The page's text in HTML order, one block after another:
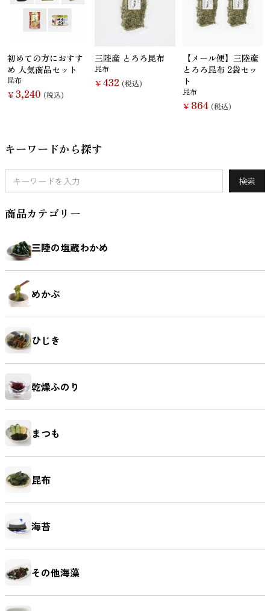
キーワードから探す
検索
商品カテゴリー
三陸の塩蔵わかめ
めかぶ
ひじき
乾燥ふのり
まつも
昆布
海苔
その他海藻
初めての方におすす
め 人気商品セット
昆布
￥3,240 (税込)
三陸産 とろろ昆布
昆布
￥432 (税込)
【メール便】三陸産
とろろ昆布 2袋セッ
ト
昆布
￥ 864 (税込)